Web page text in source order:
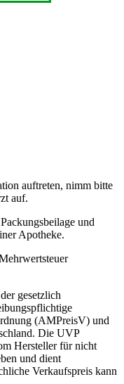
auftreten, nimm bitte
auf.
und
Apotheke.
gesetzlich
(AMPreisV) und
Die UVP
Hersteller für nicht
und dient
Verkaufspreis kann